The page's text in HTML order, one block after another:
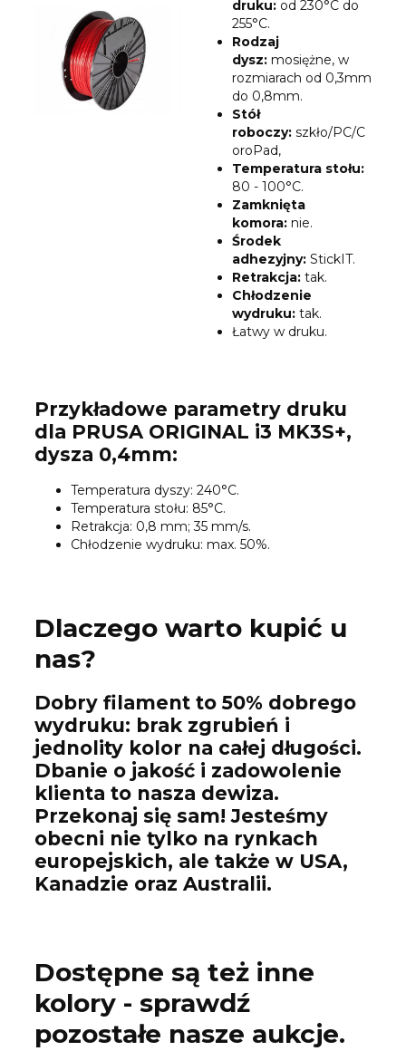
druku: od 230°C do
255°C.
Rodzaj
dysz: mosiężne, w
rozmiarach od 0,3mm
do 0,8mm.
Stół
roboczy: szkło/PC/C
oroPad,
Temperatura stołu:
80 - 100°C.
Zamknięta
komora: nie.
Środek
adhezyjny: StickIT.
Retrakcja: tak.
Chłodzenie
wydruku: tak.
Łatwy w druku.
Przykładowe parametry druku
dla PRUSA ORIGINAL i3 MK3S+,
dysza 0,4mm:
Temperatura dyszy: 240°C.
Temperatura stołu: 85°C.
Retrakcja: 0,8 mm; 35 mm/s.
Chłodzenie wydruku: max. 50%.
Dlaczego warto kupić u
nas?
Dobry filament to 50% dobrego
wydruku: brak zgrubień i
jednolity kolor na całej długości.
Dbanie o jakość i zadowolenie
klienta to nasza dewiza.
Przekonaj się sam! Jesteśmy
obecni nie tylko na rynkach
europejskich, ale także w USA,
Kanadzie oraz Australii.
Dostępne są też inne
kolory - sprawdź
pozostałe nasze aukcje.